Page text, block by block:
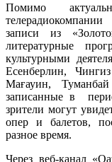
Помимо
записи из
литературные
культурными
Есенберлин,
Мағауин,
записанные в
зрители могут
опер и балетов,
разное время.
Через веб-канал